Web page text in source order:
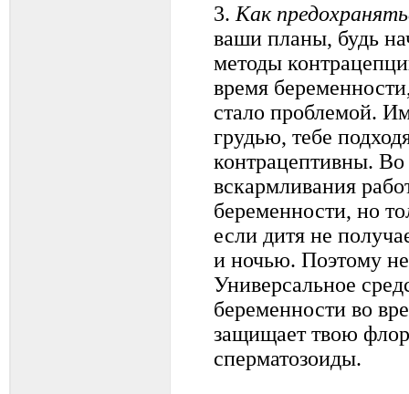
3. Как
ваши планы, будь
методы
время
стало проблемой.
грудью, тебе
контрацептивны. Во
вскармливания
беременности, но
если дитя не
и ночью. Поэтому не
Универсальное
беременности во
защищает твою
сперматозоиды.